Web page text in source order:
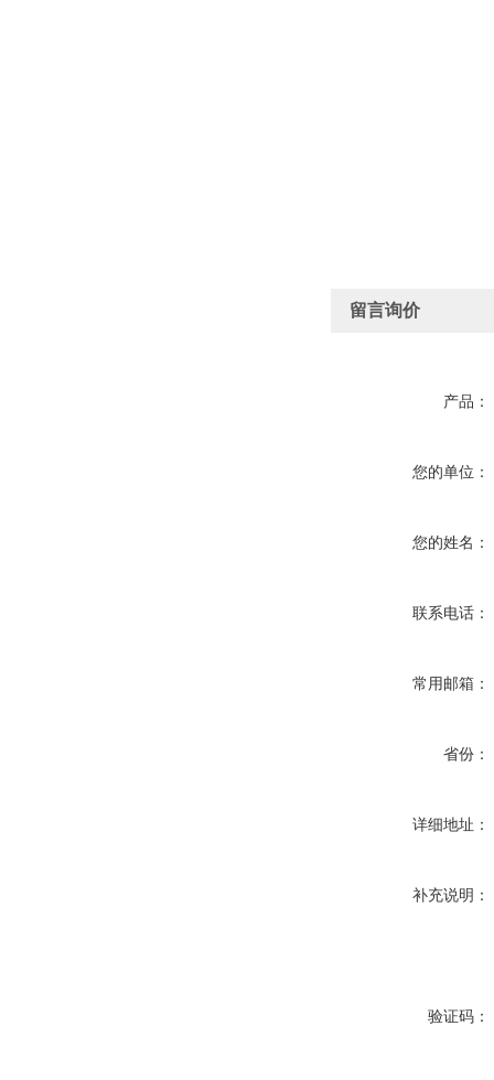
留言询价
产品：
您的单位：
您的姓名：
联系电话：
常用邮箱：
省份：
详细地址：
补充说明：
验证码：